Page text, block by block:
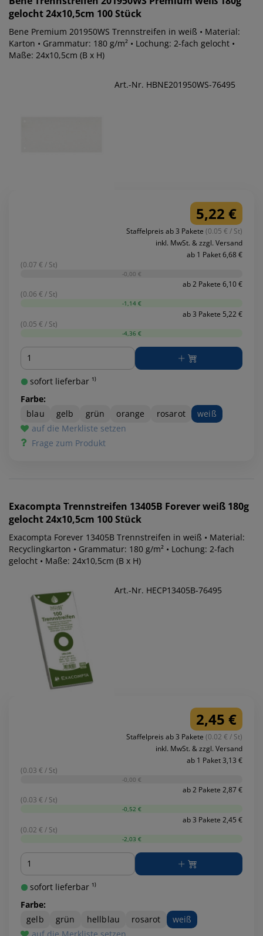
gelocht 24x10,5cm 100 Stück
Bene Premium 201950WS Trennstreifen in weiß • Material:
Karton • Grammatur: 180 g/m² • Lochung: 2-fach gelocht •
Maße: 24x10,5cm (B x H)
Art.-Nr. HBNE201950WS-76495
5,22 €
Staffelpreis ab 3 Pakete (0.05 € / St)
inkl. MwSt. & zzgl. Versand
ab 1 Paket 6,68 €
(0.07 € / St)
-0,00 €
ab 2 Pakete 6,10 €
(0.06 € / St)
-1,14 €
ab 3 Pakete 5,22 €
(0.05 € / St)
-4,36 €
Menge
sofort lieferbar ¹⁾
Farbe:
blau
gelb grün orange rosarot
weiß
auf die Merkliste setzen
Frage zum Produkt
Exacompta Trennstreifen 13405B Forever weiß 180g
gelocht 24x10,5cm 100 Stück
Exacompta Forever 13405B Trennstreifen in weiß • Material:
Recyclingkarton • Grammatur: 180 g/m² • Lochung: 2-fach
gelocht • Maße: 24x10,5cm (B x H)
Art.-Nr. HECP13405B-76495
2,45 €
Staffelpreis ab 3 Pakete (0.02 € / St)
inkl. MwSt. & zzgl. Versand
ab 1 Paket 3,13 €
(0.03 € / St)
-0,00 €
ab 2 Pakete 2,87 €
(0.03 € / St)
-0,52 €
ab 3 Pakete 2,45 €
(0.02 € / St)
-2,03 €
Menge
sofort lieferbar ¹⁾
Farbe:
gelb
grün hellblau rosarot
weiß